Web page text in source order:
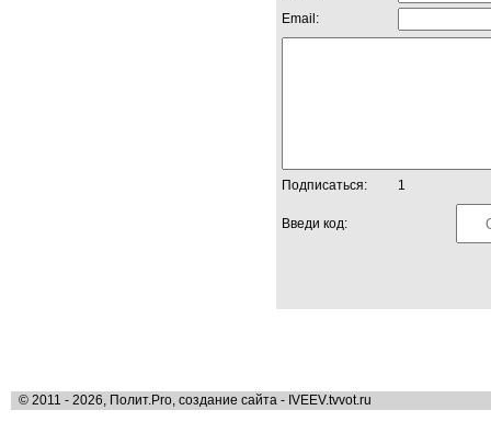
Email:
Подписаться: 1
Введи код:
© 2011 - 2026, Полит.Pro, создание сайта - IVEEV.tvvot.ru